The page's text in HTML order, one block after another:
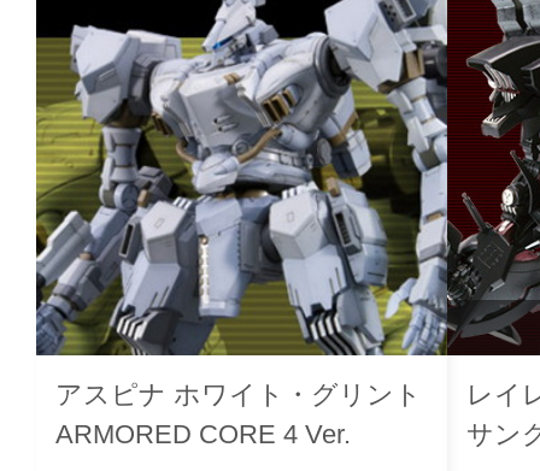
アスピナ ホワイト・グリント
ARMORED CORE 4 Ver.
レイ
サン